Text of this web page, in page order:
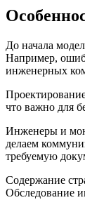
До начала
Например,
инженерных
что важно для
Инженеры и
делаем
требуемую
Содержание
Обследование